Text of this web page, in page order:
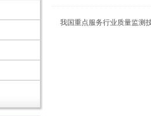
我国重点服务行业质量监测